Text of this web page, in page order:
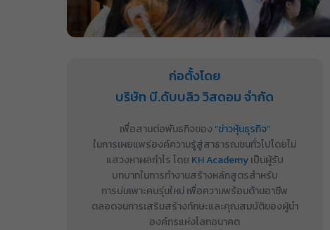
ก่อตั้งโดย
บริษัท บี.ดับบลิว วิสดอม จำกัด
เพื่อสานต่อพันธกิจของ“ข่าวหุ้นธุรกิจ”
ในการเผยแพร่องค์ความรู้สู่สาธารณชนทั่วไปโดยไม่
แสวงหาผลกำไร โดย KH Academyเป็นผู้รับ
บทบาทในการทำงานสร้างหลักสูตรสำหรับ
การบ่มเพาะคนรุ่นใหม่ เพื่อความพร้อมด้านอาชีพ
ตลอดจนการเสริมสร้างทักษะและคุณสมบัติของผู้นำ
องค์กรแห่งโลกอนาคต